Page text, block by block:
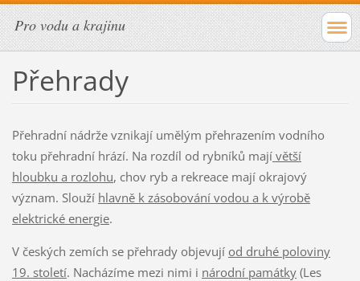
Pro vodu a krajinu
Přehrady
Přehradní nádrže vznikají umělým přehrazením vodního
toku přehradní hrází. Na rozdíl od rybníků majívětší
hloubku a rozlohu, chov ryb a rekreace mají okrajový
význam. Slouží hlavně k zásobování vodou a k výrobě
elektrické energie.
V českých zemích se přehrady objevují od druhé poloviny
19. století. Nacházíme mezi nimi i národní památky(Les